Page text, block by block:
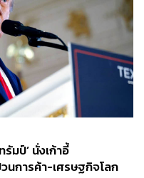
มป์’ นั่งเก้าอี้
นการค้า-เศรษฐกิจโลก